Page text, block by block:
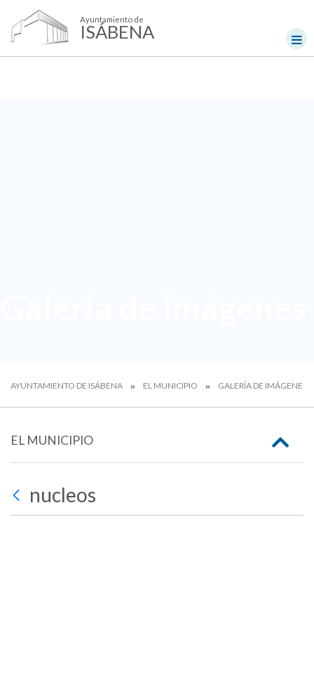
Ayuntamiento de
ISÁBENA
AYUNTAMIENTO DE ISÁBENA EL MUNICIPIO GALERÍA DE IMÁGENES
EL MUNICIPIO
nucleos